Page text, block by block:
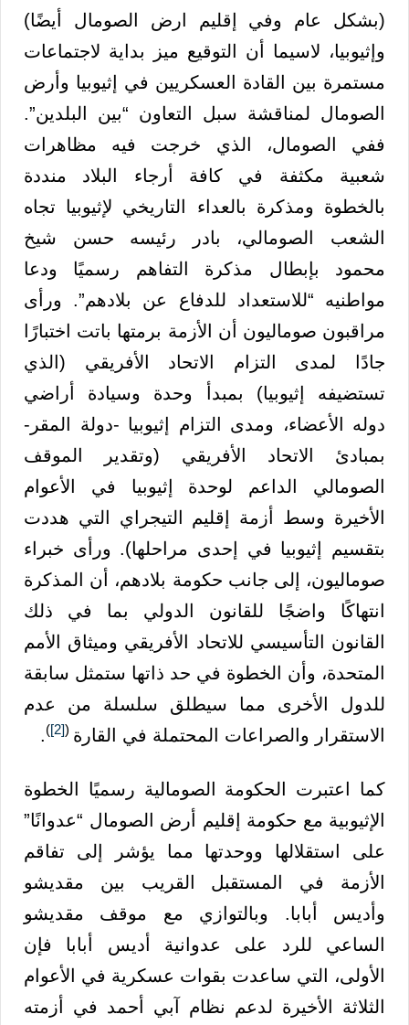
(بشكل عام وفي إقليم ارض الصومال أيضًا)
وإثيوبيا، لاسيما أن التوقيع ميز بداية لاجتماعات
مستمرة بين القادة العسكريين في إثيوبيا وأرض
الصومال لمناقشة سبل التعاون “بين البلدين”.
ففي الصومال، الذي خرجت فيه مظاهرات
شعبية مكثفة في كافة أرجاء البلاد منددة
بالخطوة ومذكرة بالعداء التاريخي لإثيوبيا تجاه
الشعب الصومالي، بادر رئيسه حسن شيخ
محمود بإبطال مذكرة التفاهم رسميًا ودعا
مواطنيه “للاستعداد للدفاع عن بلادهم”. ورأى
مراقبون صوماليون أن الأزمة برمتها باتت اختبارًا
جادًا لمدى التزام الاتحاد الأفريقي (الذي
تستضيفه إثيوبيا) بمبدأ وحدة وسيادة أراضي
دوله الأعضاء، ومدى التزام إثيوبيا -دولة المقر-
بمبادئ الاتحاد الأفريقي (وتقدير الموقف
الصومالي الداعم لوحدة إثيوبيا في الأعوام
الأخيرة وسط أزمة إقليم التيجراي التي هددت
بتقسيم إثيوبيا في إحدى مراحلها). ورأى خبراء
صوماليون، إلى جانب حكومة بلادهم، أن المذكرة
انتهاكًا واضجًا للقانون الدولي بما في ذلك
القانون التأسيسي للاتحاد الأفريقي وميثاق الأمم
المتحدة، وأن الخطوة في حد ذاتها ستمثل سابقة
للدول الأخرى مما سيطلق سلسلة من عدم
الاستقرار والصراعات المحتملة في القارة (
[2]
)
.
كما اعتبرت الحكومة الصومالية رسميًا الخطوة
الإثيوبية مع حكومة إقليم أرض الصومال “عدوانًا”
على استقلالها ووحدتها مما يؤشر إلى تفاقم
الأزمة في المستقبل القريب بين مقديشو
وأديس أبابا. وبالتوازي مع موقف مقديشو
الساعي للرد على عدوانية أديس أبابا فإن
الأولى، التي ساعدت بقوات عسكرية في الأعوام
الثلاثة الأخيرة لدعم نظام آبي أحمد في أزمته